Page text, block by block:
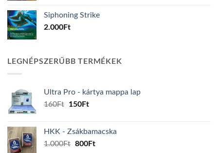
Siphoning Strike
2.000Ft
LEGNÉPSZERŰBB TERMÉKEK
Ultra Pro - kártya mappa lap
160Ft
Original
160Ft.
150FtCurrent
150Ft.
HKK - Zsákbamacska
1.000Ft Original
800FtCurrent